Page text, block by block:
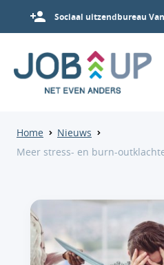
Sociaal uitzendbureau
Home
Nieuws
Meer stress- en burn-